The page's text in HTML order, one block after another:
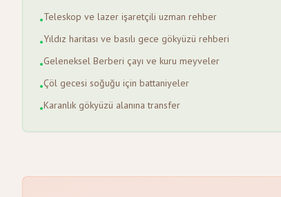
•Teleskop ve lazer işaretçili uzman rehber
•Yıldız haritası ve basılı gece gökyüzü rehberi
•Geleneksel Berberi çayı ve kuru meyveler
•Çöl gecesi soğuğu için battaniyeler
•Karanlık gökyüzü alanına transfer